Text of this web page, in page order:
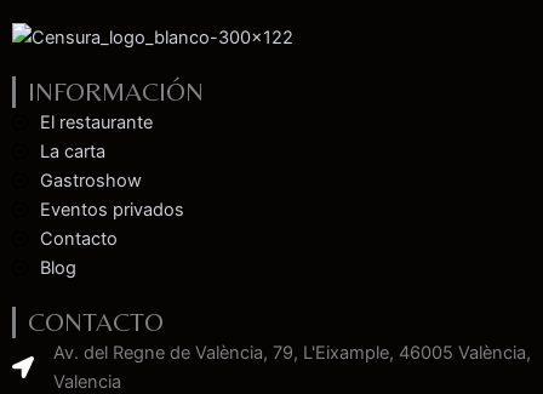
INFORMACIÓN
El restaurante
La carta
Gastroshow
Eventos privados
Contacto
Blog
CONTACTO
Av. del Regne de València, 79, L'Eixample, 46005 València,
Valencia